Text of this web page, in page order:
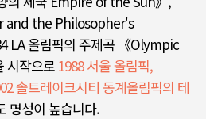
and the Philosopher's
LA올림픽의 주제곡 《Olympic
시작으로 1988 서울 올림픽,
솔트레이크시티 동계올림픽의 테
명성이 높습니다.